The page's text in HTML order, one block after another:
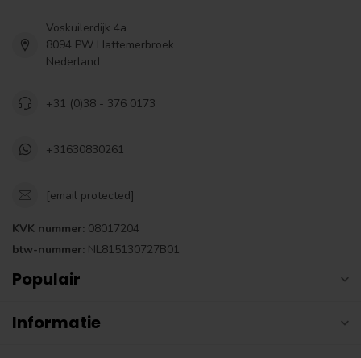
Voskuilerdijk 4a
8094 PW Hattemerbroek
Nederland
+31 (0)38 - 376 0173
+31630830261
[email protected]
KVK nummer: 08017204
btw-nummer: NL815130727B01
Populair
Informatie